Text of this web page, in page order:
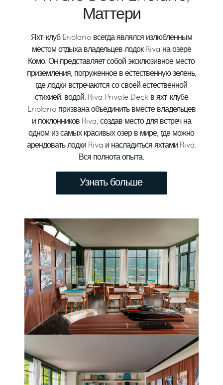
Маттери
Яхт-клуб Eriolario всегда являлся излюбленным
местом отдыха владельцев лодок Riva на озере
Комо. Он представляет собой эксклюзивное место
приземления, погруженное в естественную зелень,
где лодки встречаются со своей естественной
стихией: водой. Riva Private Deck в яхт-клубе
Eriolario призвана объединить вместе владельцев
и поклонников Riva, создав место для встреч на
одном из самых красивых озер в мире, где можно
арендовать лодки Riva и насладиться яхтами Riva.
Вся полнота опыта.
Узнать больше